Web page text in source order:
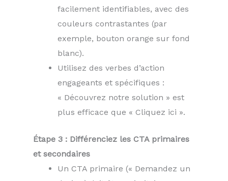
facilement identifiables, avec des
couleurs contrastantes (par
exemple, bouton orange sur fond
blanc).
Utilisez des verbes d’action
engageants et spécifiques :
« Découvrez notre solution » est
plus efficace que « Cliquez ici ».
Étape 3 : Différenciez les CTA primaires
et secondaires
Un CTA primaire (« Demandez un